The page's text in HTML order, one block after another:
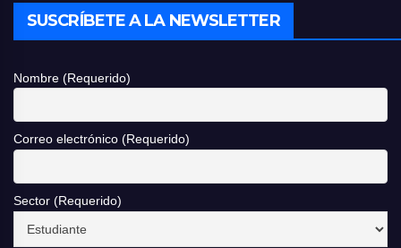
SUSCRÍBETE A LA NEWSLETTER
Nombre (Requerido)
Correo electrónico (Requerido)
Sector (Requerido)